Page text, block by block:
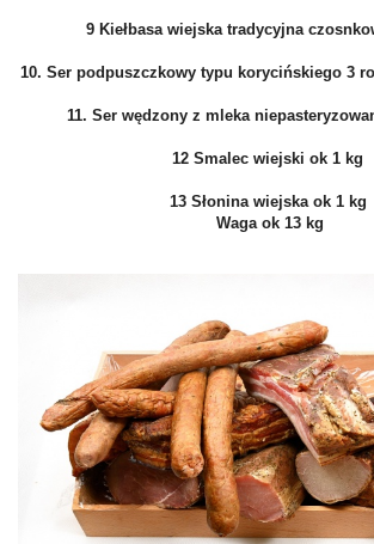
9 Kiełbasa wiejska tradycyjna
10. Ser podpuszczkowy typu korycińskiego 3
11. Ser wędzony z mleka
12 Smalec wiejski ok 1 kg
13 Słonina wiejska ok 1 kg
Waga ok 13 kg